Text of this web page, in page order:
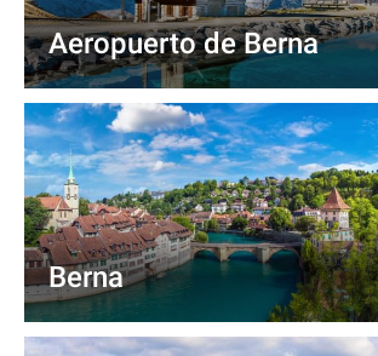
Aeropuerto de Berna
Berna